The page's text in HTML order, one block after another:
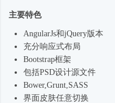
主要特色
AngularJs和jQuery版本
充分响应式布局
Bootstrap框架
包括PSD设计源文件
Bower,Grunt,SASS
界面皮肤任意切换